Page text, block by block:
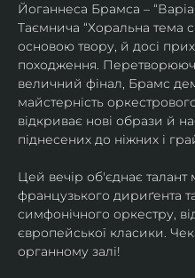
Йоганнеса Брамса –
Таємнича “Хоральна тема
основою твору, й досі
походження. Перетворюючи
величний фінал, Брамс
майстерність
відкриває нові образи й
піднесених до ніжних і
Цей вечір об'єднає талант
французького дириґента
симфонічного оркестру,
європейської класики.
органному залі!